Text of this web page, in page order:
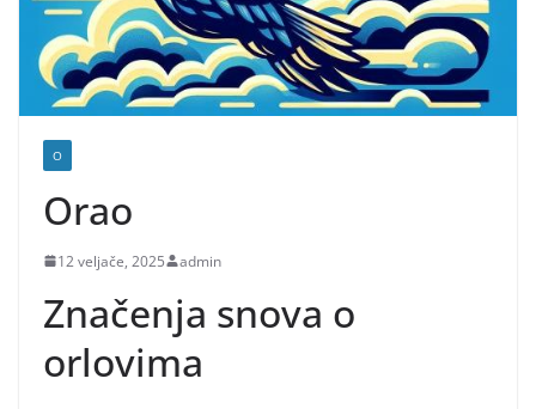
O
Orao
12 veljače, 2025 admin
Značenja snova o
orlovima